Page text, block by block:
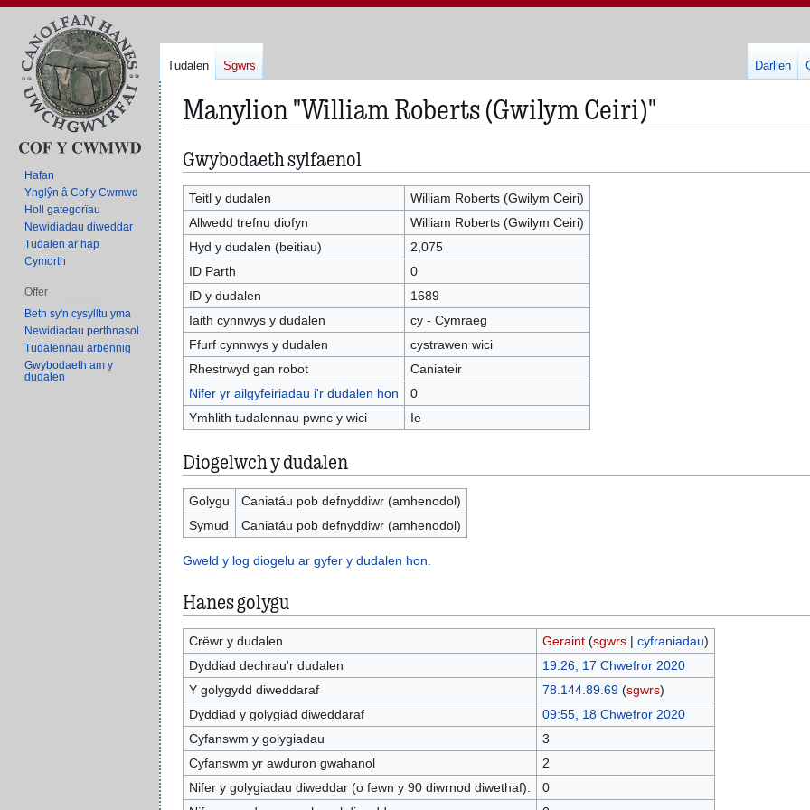
Manylion "William Roberts (Gwilym Ceiri)"
Neidio
i'r
panel
llywio
Neidio
i'r
bar
chwilio
Gwybodaeth sylfaenol
Teitl y dudalen
William Roberts (Gwilym Ceiri)
Allwedd trefnu diofyn
William Roberts (Gwilym Ceiri)
Hyd y dudalen (beitiau)
2,075
ID Parth
0
ID y dudalen
1689
Iaith cynnwys y dudalen
cy - Cymraeg
Ffurf cynnwys y dudalen
cystrawen wici
Rhestrwyd gan robot
Caniateir
Nifer yr ailgyfeiriadau i'r dudalen hon
0
Ymhlith tudalennau pwnc y wici
Ie
Diogelwch y dudalen
Golygu
Caniatáu pob defnyddiwr (amhenodol)
Symud
Caniatáu pob defnyddiwr (amhenodol)
Gweld y log diogelu ar gyfer y dudalen hon.
Hanes golygu
Crëwr y dudalen Geraint (sgwrs| cyfraniadau)
Dyddiad dechrau'r dudalen
19:26, 17 Chwefror 2020
Y golygydd diweddaraf
78.144.89.69 (sgwrs)
Dyddiad y golygiad diweddaraf
09:55, 18 Chwefror 2020
Cyfanswm y golygiadau
3
Cyfanswm yr awduron gwahanol
2
Nifer y golygiadau diweddar (o fewn y 90 diwrnod diwethaf).
0
Tudalen Sgwrs Darllen
Hafan
Ynglŷn â Cof y Cwmwd
Holl gategorïau
Newidiadau diweddar
Tudalen ar hap
Cymorth
Offer
Beth sy'n cysylltu yma
Newidiadau perthnasol
Tudalennau arbennig
Gwybodaeth am y
dudalen